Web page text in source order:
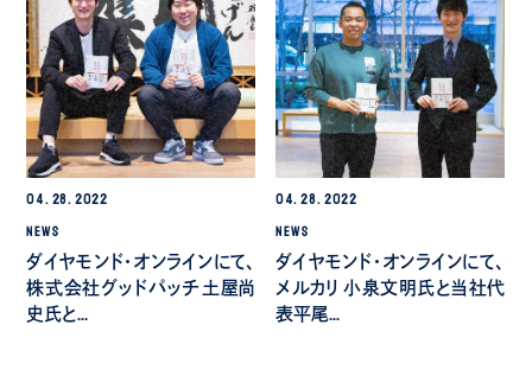
04. 28. 2022
NEWS
ダイヤモンド・オンラインにて、
株式会社グッドパッチ 土屋尚
史氏と…
04. 28. 2022
NEWS
ダイヤモンド・オンラインにて、
メルカリ 小泉文明氏と当社代
表平尾…